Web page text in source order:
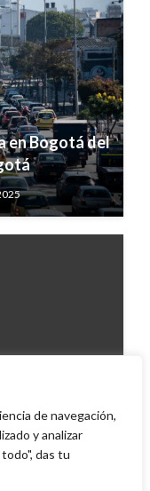
de navegación,
y analizar
das tu
en Bogotá del
92 con